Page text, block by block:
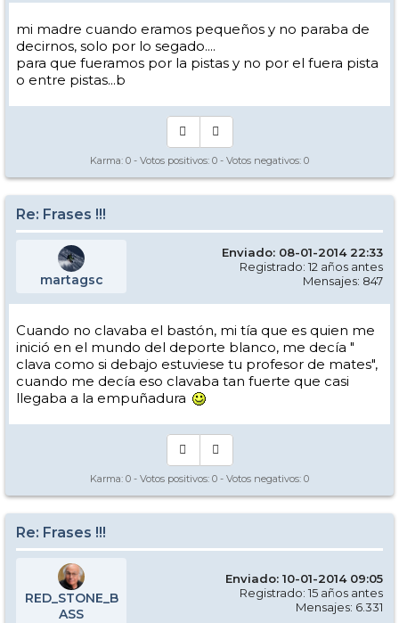
mi madre cuando eramos pequeños y no paraba de
decirnos, solo por lo segado....
para que fueramos por la pistas y no por el fuera pista
o entre pistas...b
Karma: 0 - Votos positivos: 0 - Votos negativos: 0
Re: Frases !!!
martagsc
Enviado: 08-01-2014 22:33
Registrado: 12 años antes
Mensajes: 847
Cuando no clavaba el bastón, mi tía que es quien me
inició en el mundo del deporte blanco, me decía "
clava como si debajo estuviese tu profesor de mates",
cuando me decía eso clavaba tan fuerte que casi
llegaba a la empuñadura
Karma: 0 - Votos positivos: 0 - Votos negativos: 0
Re: Frases !!!
RED_STONE_B
ASS
Enviado: 10-01-2014 09:05
Registrado: 15 años antes
Mensajes: 6.331